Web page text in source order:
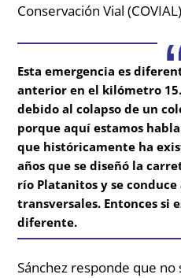
Conservación Vial
Esta emergencia es
anterior en el kilómetro
debido al colapso de un
porque aquí estamos
que históricamente ha
años que se diseñó la
río Platanitos y se
transversales. Entonces si
diferente.
Sánchez responde que